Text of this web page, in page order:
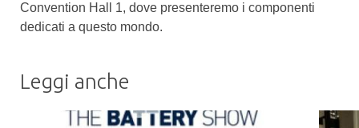
Convention Hall 1, dove presenteremo i componenti
dedicati a questo mondo.
Leggi anche